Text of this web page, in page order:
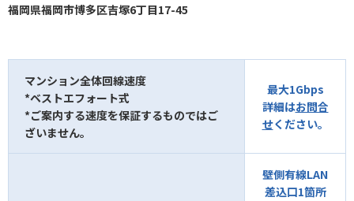
利用規約
お問合せ マンション検索
福岡県福岡市博多区吉塚6丁目17-45
マンション全体回線速度
*ベストエフォート式
*ご案内する速度を保証するものではご
ざいません。
最大1Gbps
詳細はお問合
せください。
壁側有線LAN
差込口1箇所